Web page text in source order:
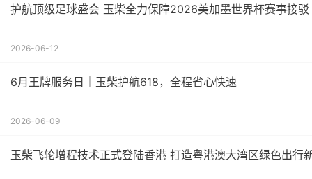
护航顶级足球盛会 玉柴全力保障2026美加墨世界杯赛事接驳
2026-06-12
6月王牌服务日｜玉柴护航618，全程省心快速
2026-06-09
玉柴飞轮增程技术正式登陆香港 打造粤港澳大湾区绿色